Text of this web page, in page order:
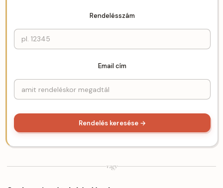
Rendelésszám
Email cím
Rendelés keresése →
vagy